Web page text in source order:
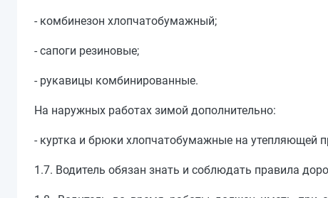
- комбинезон хлопчатобумажный;
- сапоги резиновые;
- рукавицы комбинированные.
На наружных работах зимой дополнительно:
- куртка и брюки хлопчатобумажные на утепляющей
1.7. Водитель обязан знать и соблюдать правила